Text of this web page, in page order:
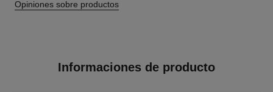
Opiniones sobre productos
Informaciones de producto